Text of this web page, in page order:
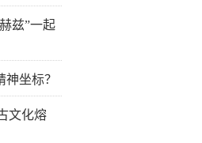
兹”一起
坐标？
文化熔